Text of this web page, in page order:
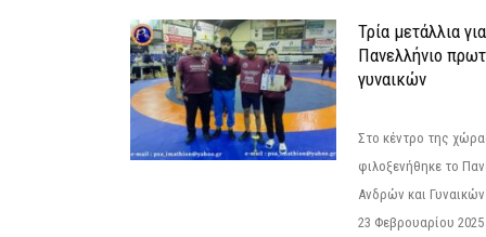
Τρία μετάλλια
Πανελλήνιο
γυναικών
Στο κέντρο της
φιλοξενήθηκε το
Ανδρών και
23 Φεβρουαρίου